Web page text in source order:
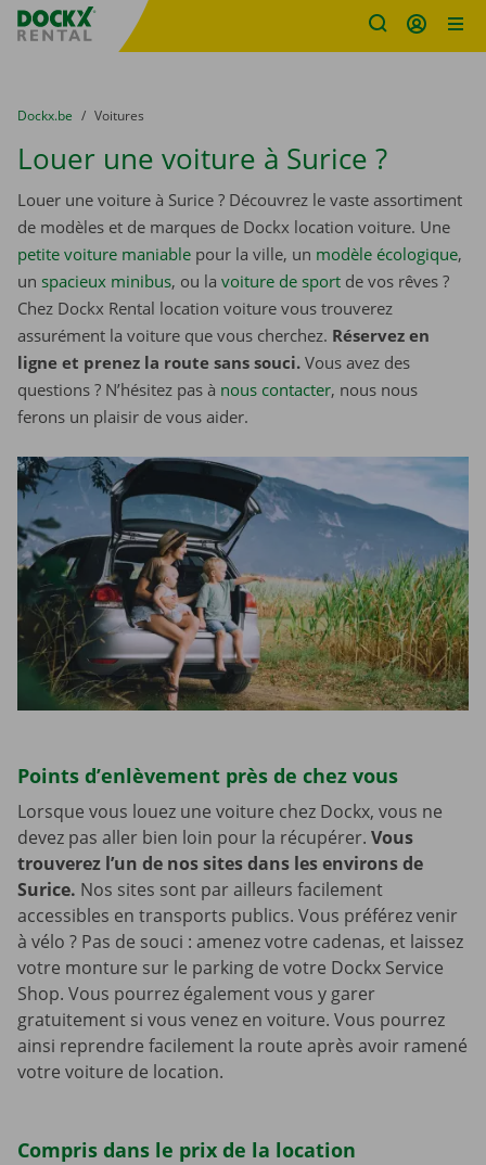
sitename
You are here:
du
Dockx.be to
Voitures
Louer une voiture à Surice ?
Louer une voiture à Surice ? Découvrez le vaste assortiment
de modèles et de marques de Dockx location voiture. Une
petite voiture maniable pour la ville, un modèle écologique,
un spacieux minibus, ou la voiture de sport de vos rêves ?
Chez Dockx Rental location voiture vous trouverez
assurément la voiture que vous cherchez. Réservez en
ligne et prenez la route sans souci. Vous avez des
questions ? N’hésitez pas à nous contacter, nous nous
ferons un plaisir de vous aider.
Points d’enlèvement près de chez vous
Lorsque vous louez une voiture chez Dockx, vous ne
devez pas aller bien loin pour la récupérer. Vous
trouverez l’un de nos sites dans les environs de
Surice. Nos sites sont par ailleurs facilement
accessibles en transports publics. Vous préférez venir
à vélo ? Pas de souci : amenez votre cadenas, et laissez
votre monture sur le parking de votre Dockx Service
Shop. Vous pourrez également vous y garer
gratuitement si vous venez en voiture. Vous pourrez
ainsi reprendre facilement la route après avoir ramené
votre voiture de location.
Compris dans le prix de la location